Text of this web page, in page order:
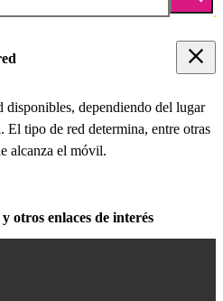
disponibles, dependiendo del lugar
El tipo de red determina, entre otras
alcanza el móvil.
otros enlaces de interés